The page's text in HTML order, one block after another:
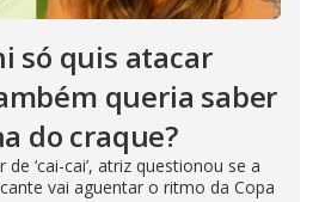
só quis atacar
queria saber
do craque?
‘cai-cai’, atriz questionou se a
vai aguentar o ritmo da Copa